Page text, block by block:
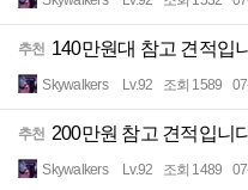
추천 140만원대 참고 견적입
Skywalkers Lv.92 조회 1589
추천 200만원 참고 견적입니
Skywalkers Lv.92 조회 1489